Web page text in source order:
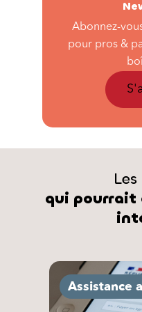
Abonnez-
pour pros &
qui pourrait
Assistance